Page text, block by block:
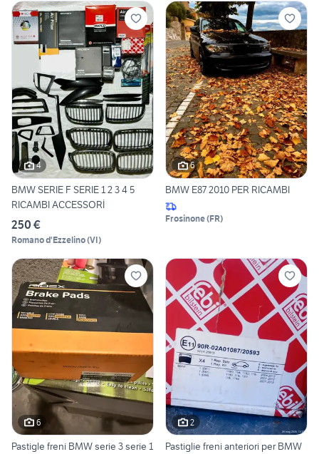
4
BMW SERIE F SERIE 1 2 3 4 5
RICAMBI ACCESSORİ
250 €
Romano d'Ezzelino(VI)
6
BMW E87 2010 PER RICAMBI
Frosinone(FR)
6
Pastigle freni BMW serie 3 serie 1
2
Pastiglie freni anteriori per BMW